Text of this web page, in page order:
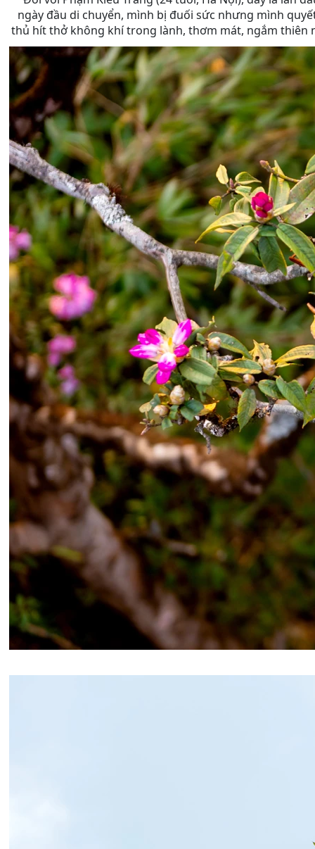
ngày đầu di chuyển, mình bị đuối sức nhưng mình
thủ hít thở không khí trong lành, thơm mát, ngắm thiên